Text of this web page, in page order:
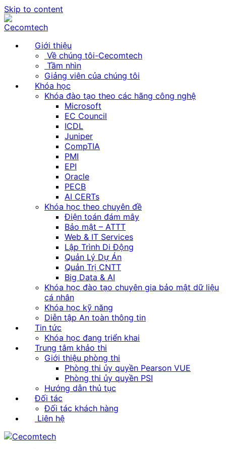
Skip to content
Giới thiệu
Về chúng tôi-Cecomtech
Tầm nhìn
Giảng viên của chúng tôi
Khóa học
Khóa đào tạo theo các hãng công nghệ
Microsoft
EC Council
ICDL
Juniper
CompTIA
PMI
EPI
Oracle
PECB
AI CERTs
Khóa học theo chuyên đề
Điện toán đám mây
Bảo mật – ATTT
Web & IT Services
Lập Trình Di Động
Quản Lý Dự Án
Quản Trị CNTT
Big Data & AI
Khóa học đào tạo chuyên gia bảo mật dữ liệu
cá nhân
Khóa học kỹ năng
Diễn tập An toàn thông tin
Tin tức
Khóa học đang triển khai
Trung tâm khảo thi
Giới thiệu phòng thi
Phòng thi ủy quyền Pearson VUE
Phòng thi ủy quyền PSI
Hướng dẫn thủ tục
Đối tác
Đối tác khách hàng
Liên hệ